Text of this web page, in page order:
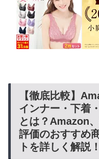
【徹底比較】
インナー・下着
とは？Amazon
評価のおすすめ
トを詳しく解説